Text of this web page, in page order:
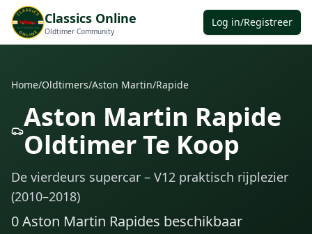
Classics Online
Oldtimer Community
Log in/Registreer
Home/Oldtimers/Aston Martin/Rapide
Aston Martin Rapide
Oldtimer Te Koop
De vierdeurs supercar – V12 praktisch rijplezier
(2010–2018)
0Aston Martin Rapides beschikbaar